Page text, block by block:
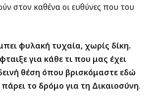
στον καθένα οι ευθύνες που του
φυλακή τυχαία, χωρίς δίκη.
για κάθε τι που μας έχει
θέση όπου βρισκόμαστε εδώ
το δρόμο για τη Δικαιοσύνη.